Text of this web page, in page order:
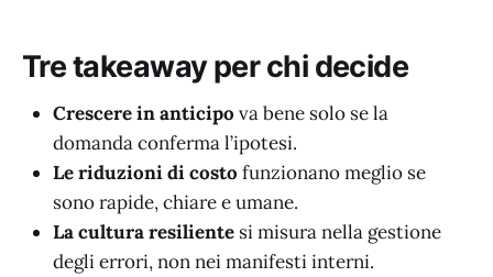
Tre takeaway per chi decide
Crescere in anticipo va bene solo se la
domanda conferma l’ipotesi.
Le riduzioni di costo funzionano meglio se
sono rapide, chiare e umane.
La cultura resiliente si misura nella gestione
degli errori, non nei manifesti interni.